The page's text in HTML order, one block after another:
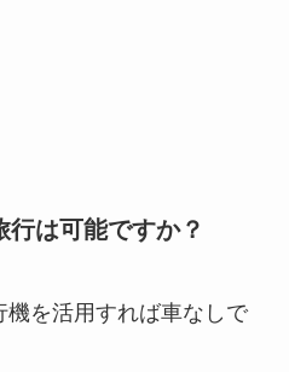
は可能ですか？
を活用すれば車なしで